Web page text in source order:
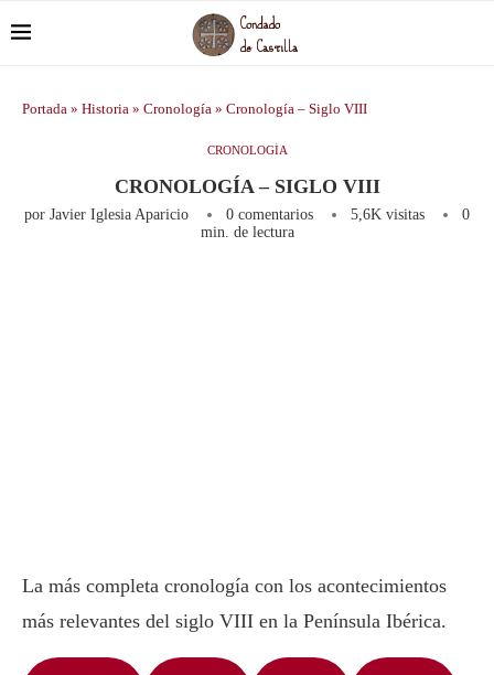
Portada » Historia » Cronología » Cronología – Siglo VIII
CRONOLOGÍA
CRONOLOGÍA – SIGLO VIII
por Javier Iglesia Aparicio 0 comentarios 5,6K visitas
0
min. de lectura
La más completa cronología con los acontecimientos
más relevantes del siglo VIII en la Península Ibérica.